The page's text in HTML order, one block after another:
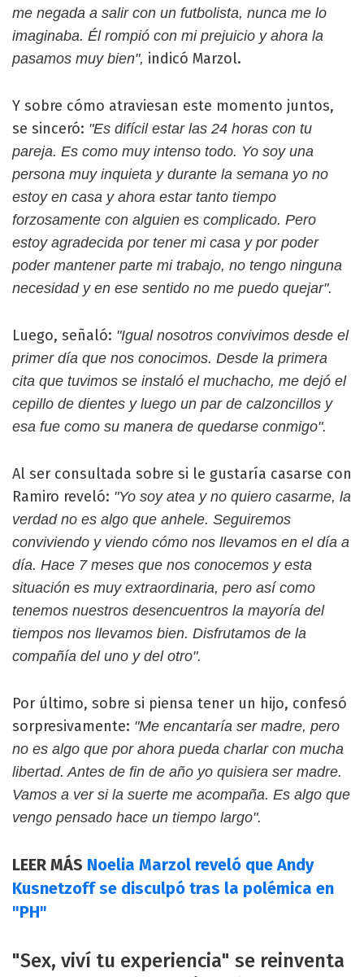
me negada a salir con un futbolista, nunca me lo
imaginaba. Él rompió con mi prejuicio y ahora la
pasamos muy bien", indicó Marzol.
Y sobre cómo atraviesan este momento juntos,
se sinceró: "Es difícil estar las 24 horas con tu
pareja. Es como muy intenso todo. Yo soy una
persona muy inquieta y durante la semana yo no
estoy en casa y ahora estar tanto tiempo
forzosamente con alguien es complicado. Pero
estoy agradecida por tener mi casa y por poder
poder mantener parte mi trabajo, no tengo ninguna
necesidad y en ese sentido no me puedo quejar".
Luego, señaló: "Igual nosotros convivimos desde el
primer día que nos conocimos. Desde la primera
cita que tuvimos se instaló el muchacho, me dejó el
cepillo de dientes y luego un par de calzoncillos y
esa fue como su manera de quedarse conmigo".
Al ser consultada sobre si le gustaría casarse con
Ramiro reveló: "Yo soy atea y no quiero casarme, la
verdad no es algo que anhele. Seguiremos
conviviendo y viendo cómo nos llevamos en el día a
día. Hace 7 meses que nos conocemos y esta
situación es muy extraordinaria, pero así como
tenemos nuestros desencuentros la mayoría del
tiempos nos llevamos bien. Disfrutamos de la
compañía del uno y del otro".
Por último, sobre si piensa tener un hijo, confesó
sorpresivamente: "Me encantaría ser madre, pero
no es algo que por ahora pueda charlar con mucha
libertad. Antes de fin de año yo quisiera ser madre.
Vamos a ver si la suerte me acompaña. Es algo que
vengo pensado hace un tiempo largo".
LEER MÁS Noelia Marzol reveló que Andy
Kusnetzoff se disculpó tras la polémica en
"PH"
"Sex, viví tu experiencia" se reinventa